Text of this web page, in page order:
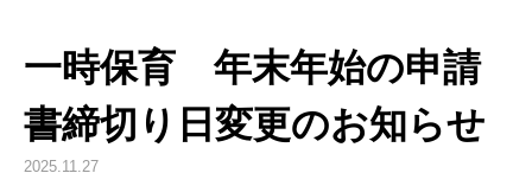
一時保育 年末年始の申請
書締切り日変更のお知らせ
2025.11.27